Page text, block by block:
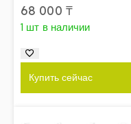
68 000 ₸
1 шт в наличии
Купить сейчас